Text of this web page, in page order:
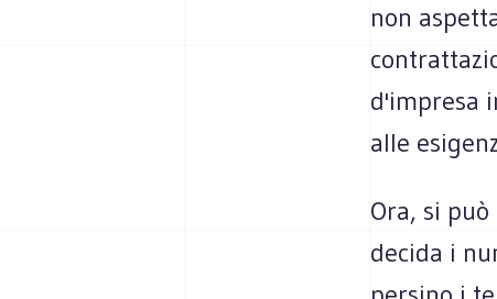
non
d'impresa
alle
Ora, si
decida i